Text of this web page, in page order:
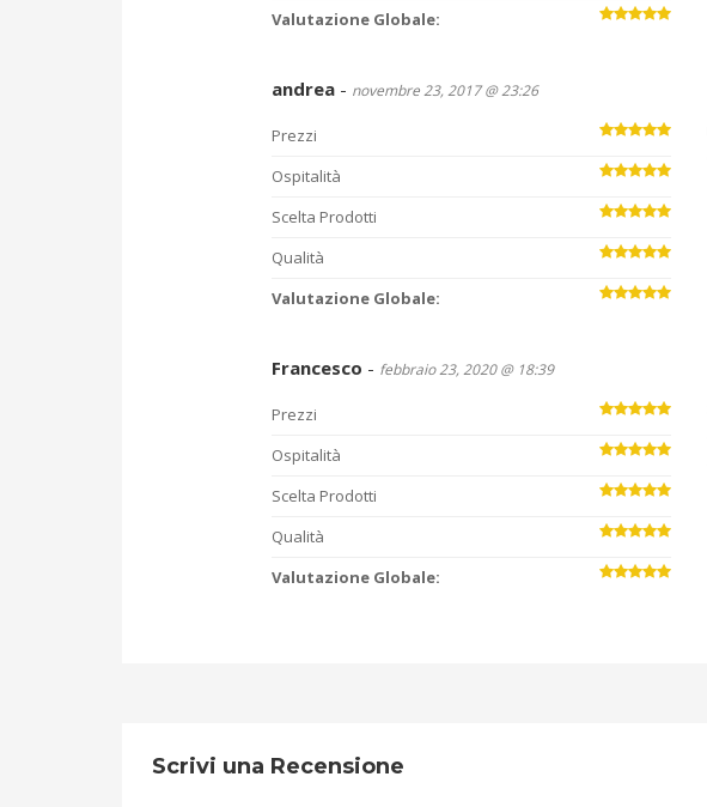
Valutazione Globale:
andrea - novembre 23, 2017 @ 23:26
Prezzi
Ospitalità
Scelta Prodotti
Qualità
Valutazione Globale:
Francesco - febbraio 23, 2020 @ 18:39
Prezzi
Ospitalità
Scelta Prodotti
Qualità
Valutazione Globale:
Scrivi una Recensione